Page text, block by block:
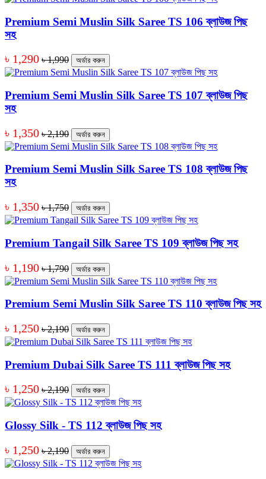
Premium Semi Muslin Silk Saree TS 106 ব্লাউজ পিছ
সহ
৳ 1,290 ৳ 1,990 অর্ডার করুন
Premium Semi Muslin Silk Saree TS 107 ব্লাউজ পিছ
সহ
৳ 1,350 ৳ 2,190 অর্ডার করুন
Premium Semi Muslin Silk Saree TS 108 ব্লাউজ পিছ
সহ
৳ 1,350 ৳ 1,750 অর্ডার করুন
Premium Tangail Silk Saree TS 109 ব্লাউজ পিছ সহ
৳ 1,190 ৳ 1,790 অর্ডার করুন
Premium Semi Muslin Silk Saree TS 110 ব্লাউজ পিছ সহ
৳ 1,250 ৳ 2,190 অর্ডার করুন
Premium Dubai Silk Saree TS 111 ব্লাউজ পিছ সহ
৳ 1,250 ৳ 2,190 অর্ডার করুন
Glossy Silk - TS 112 ব্লাউজ পিছ সহ
৳ 1,250 ৳ 2,190 অর্ডার করুন